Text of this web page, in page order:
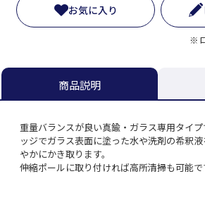
お気に入り
※
商品説明
重量バランスが良い真鍮・ガラス専用タイ
ッジでガラス表面に塗った水や洗剤の希釈
やかにかき取ります。
伸縮ポールに取り付ければ高所清掃も可能で